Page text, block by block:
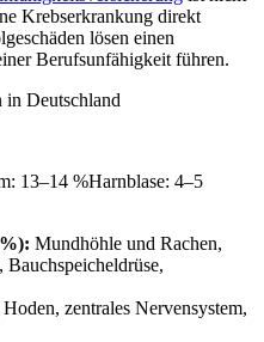
Krebserkrankung direkt
lösen einen
Berufsunfähigkeit führen.
in Deutschland
13–14 %Harnblase: 4–5
Mundhöhle und Rachen,
Hoden, zentrales Nervensystem,